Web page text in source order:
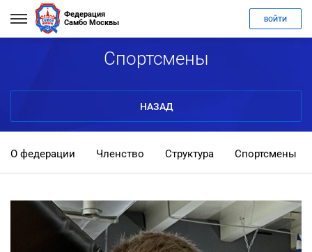
Федерация
Самбо Москвы
ВОЙТИ
Спортсмены
НАЗАД
О федерации Членство Структура Спортсмены